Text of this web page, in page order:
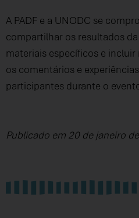
A PADF e a UNODC se
compartilhar os resultados
materiais específicos e
os comentários e
participantes durante o
Publicado em 20 de janeiro